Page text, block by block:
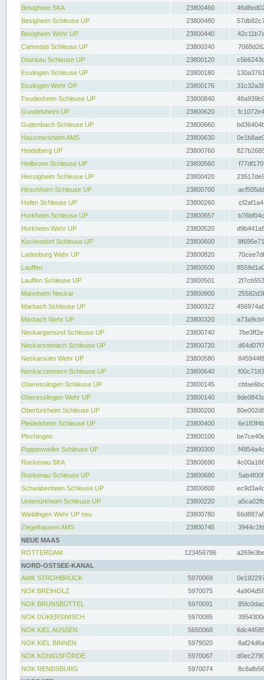
Besigheim SKA
23800460
Besigheim Schleuse UP
23800480
Besigheim Wehr UP
23800440
Cannstatt Schleuse UP
23800240
Deizisau Schleuse UP
23800120
Esslingen Schleuse UP
23800180
Esslingen Wehr OP
23800176
Feudenheim Schleuse UP
23800840
Gundelsheim UP
23800620
Guttenbach Schleuse UP
23800660
Hassmersheim AMS
23800630
Heidelberg UP
23800760
Heilbronn Schleuse UP
23800560
Hessigheim Schleuse UP
23800420
Hirschhorn Schleuse UP
23800700
Hofen Schleuse UP
23800260
Horkheim Schleuse UP
23800557
Horkheim Wehr UP
23800520
Kochendorf Schleuse UP
23800600
Ladenburg Wehr UP
23800820
Lauffen
23800500
Lauffen Schleuse UP
23800501
Mannheim Neckar
23800900
Marbach Schleuse UP
23800322
Marbach Wehr UP
23800320
Neckargemünd Schleuse UP
23800740
Neckarsteinach Schleuse UP
23800720
Neckarsulm Wehr UP
23800580
Neckarzimmern Schleuse UP
23800640
Oberesslingen Schleuse UP
23800145
Oberesslingen Wehr UP
23800140
Obertürkheim Schleuse UP
23800200
Pleidelsheim Schleuse UP
23800400
Plochingen
23800100
Poppenweiler Schleuse UP
23800300
Rockenau SKA
23800690
Rockenau Schleuse UP
23800680
Schwabenheim Schleuse UP
23800800
Untertürkheim Schleuse UP
23800220
Wieblingen Wehr UP neu
23800780
Ziegelhausen AMS
23800745
NEUE MAAS
ROTTERDAM
123456786
NORD-OSTSEE-KANAL
AWK STROHBRÜCK
5970069
NOK BREIHOLZ
5970075
NOK BRUNSBÜTTEL
5970091
NOK DÜKERSWISCH
5970085
NOK KIEL AUSSEN
5650068
NOK KIEL BINNEN
5979020
NOK KÖNIGSFÖRDE
5970067
NOK RENDSBURG
5970074